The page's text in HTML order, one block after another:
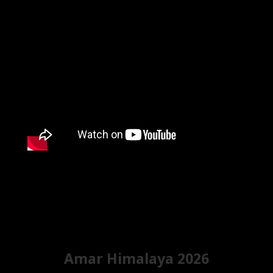
Amar Himalaya 2026